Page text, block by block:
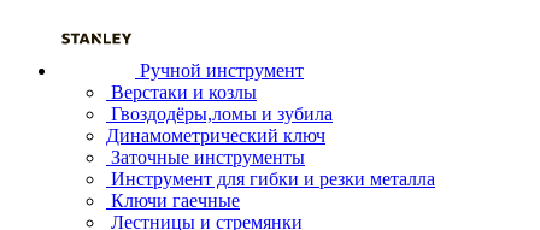
Ручной инструмент
Верстаки и козлы
Гвоздодёры,ломы и зубила
Динамометрический ключ
Заточные инструменты
Инструмент для гибки и резки металла
Ключи гаечные
Лестницы и стремянки